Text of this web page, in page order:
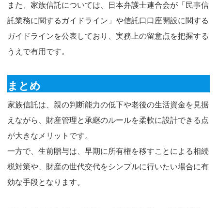
また、家族信託については、日本弁護士連合会が「民事信
託業務に関するガイドライン」や信託口口座開設に関する
ガイドラインを公表しており、実務上の留意点を把握する
うえで有用です。
まとめ
家族信託は、親の判断能力の低下や老後の生活資金を見据
えながら、財産管理と承継のルールを柔軟に設計できる点
が大きなメリットです。
一方で、生前贈与は、早期に所有権を移すことによる相続
税対策や、財産の世代交代をシンプルに行いたい場合に有
効な手段となります。